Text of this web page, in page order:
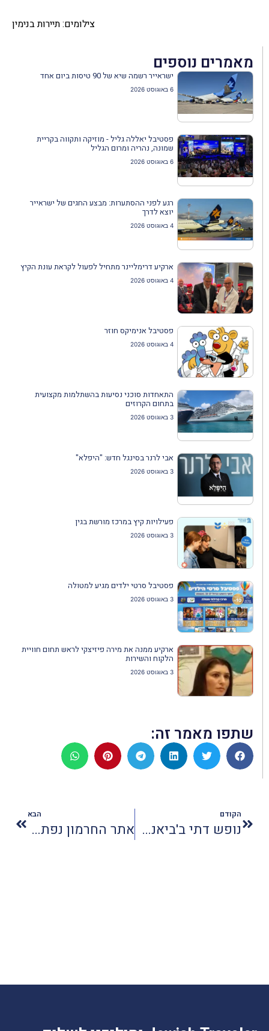
צילומים: תיירות בנימין
מאמרים נוספים
ישראייר רשמה שיא של 90 טיסות ביום אחד
6 באוגוסט 2026
פסטיבל יאללה גליל - מוזיקה ותקווה בקריית
שמונה, נהריה ומרום הגליל
6 באוגוסט 2026
רגע לפני ההסתערות: מבצע החגים של ישראייר
יוצא לדרך
4 באוגוסט 2026
ארקיע דרימליינר מתחיל לפעול לקראת עונת הקיץ
4 באוגוסט 2026
פסטיבל אנימיקס חוזר
4 באוגוסט 2026
התאחדות סוכני נסיעות בהשתלמות מקצועית
בתחום הקרוזים
3 באוגוסט 2026
אבי לרנר בסינגל חדש: "היפלא"
3 באוגוסט 2026
פעילויות קיץ במרכז מורשת בגין
3 באוגוסט 2026
פסטיבל סרטי ילדים מגיע למטולה
3 באוגוסט 2026
ארקיע ממנה את מירה פיזיצקי לראש תחום חוויית
הלקוח והשירות
3 באוגוסט 2026
שתפו מאמר זה:
הקודם
נופש דתי ב'ביאנקיני' - בלי ביקיני
הבא
אתר החרמון נפתח לציבור